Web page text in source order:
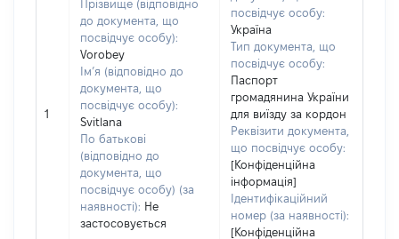
1
Прізвище (відповідно
до документа, що
посвідчує особу):
Vorobey
Ім’я (відповідно до
документа, що
посвідчує особу):
Svitlana
По батькові
(відповідно до
документа, що
посвідчує особу) (за
наявності): Не
застосовується
посвідчує особу:
Україна
Тип документа, що
посвідчує особу:
Паспорт
громадянина України
для виїзду за кордон
Реквізити документа,
що посвідчує особу:
[Конфіденційна
інформація]
Ідентифікаційний
номер (за наявності):
[Конфіденційна